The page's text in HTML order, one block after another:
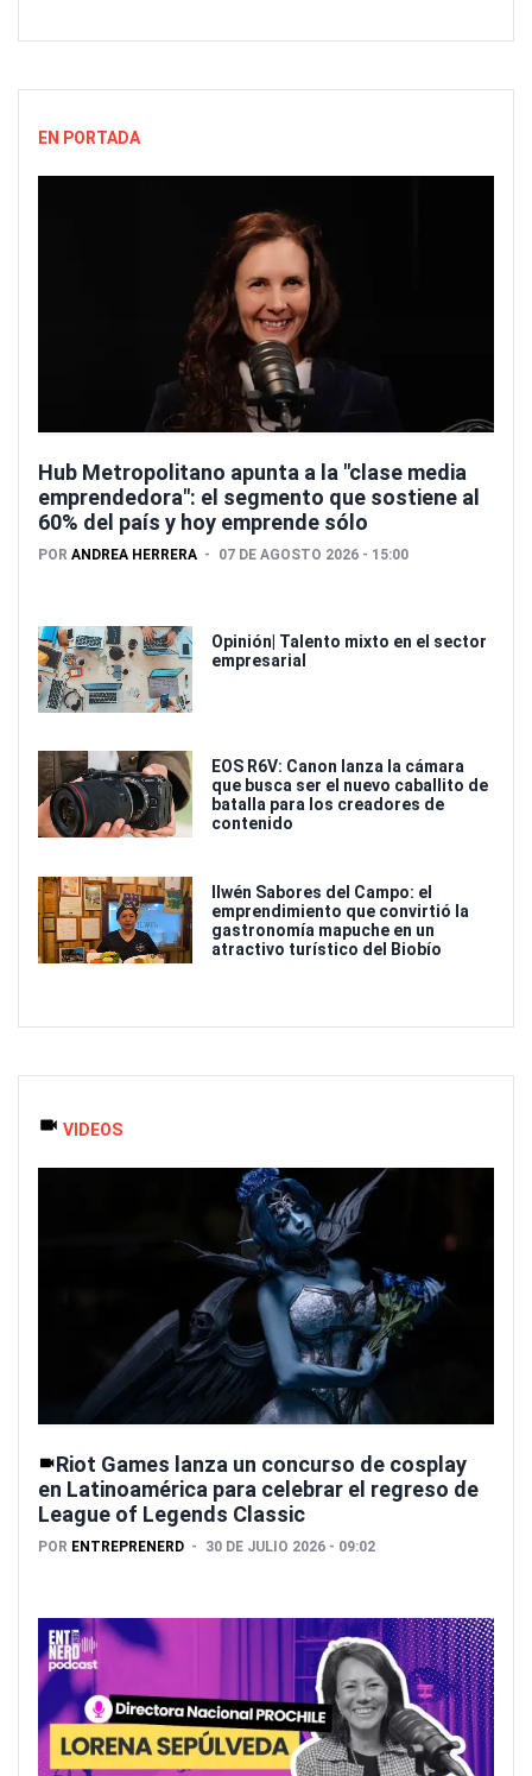
EN PORTADA
Hub Metropolitano apunta a la "clase media
emprendedora": el segmento que sostiene al
60% del país y hoy emprende sólo
POR ANDREA HERRERA 07 DE AGOSTO 2026 - 15:00
Opinión| Talento mixto en el sector
empresarial
EOS R6V: Canon lanza la cámara
que busca ser el nuevo caballito de
batalla para los creadores de
contenido
Ilwén Sabores del Campo: el
emprendimiento que convirtió la
gastronomía mapuche en un
atractivo turístico del Biobío
VIDEOS
Riot Games lanza un concurso de cosplay
en Latinoamérica para celebrar el regreso de
League of Legends Classic
POR ENTREPRENERD 30 DE JULIO 2026 - 09:02